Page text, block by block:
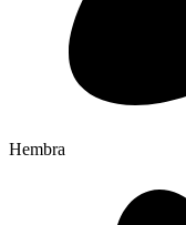
Hembra